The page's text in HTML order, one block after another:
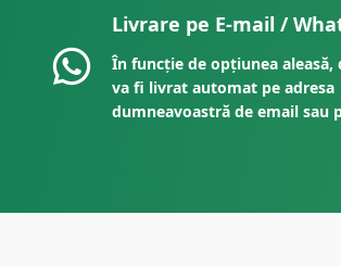
Livrare pe E-mail /
În funcție de opțiunea
va fi livrat automat pe adresa
dumneavoastră de email sau